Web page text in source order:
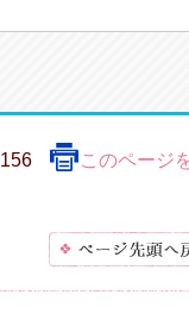
このページ
156